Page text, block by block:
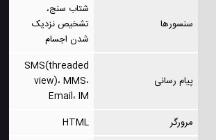
سنسورها
شتاب سنج،
تشخیص نزدیک
شدن اجسام
پیام رسانی
SMS(threaded
view)، MMS،
Email، IM
مرورگر
HTML